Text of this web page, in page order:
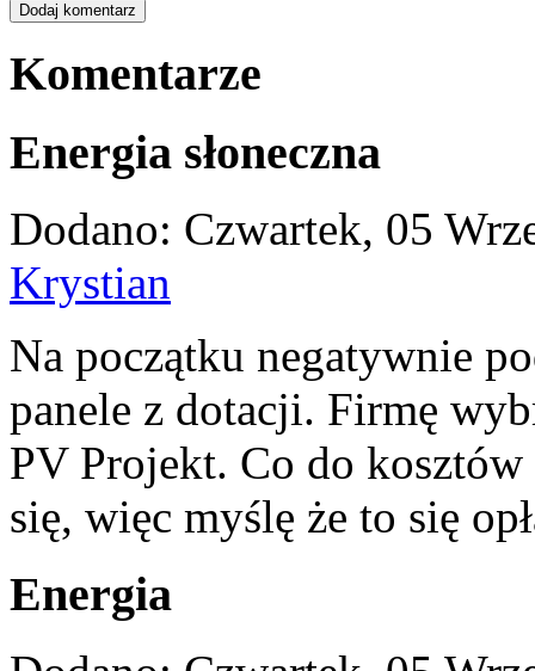
Komentarze
Energia słoneczna
Dodano: Czwartek, 05
Krystian
Na początku negatywnie
panele z dotacji. Firmę
PV Projekt. Co do
się, więc myślę że to się
Energia